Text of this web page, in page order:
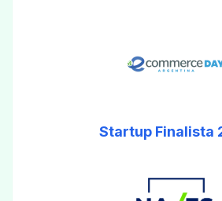
Startup Finalista